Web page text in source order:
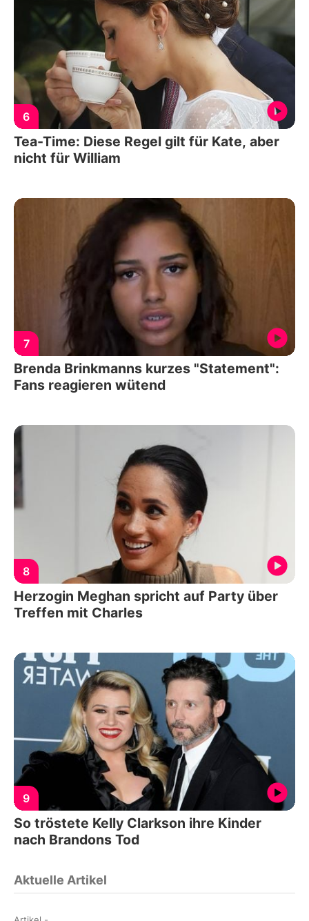
6
Tea-Time: Diese Regel gilt für Kate, aber
nicht für William
7
Brenda Brinkmanns kurzes "Statement":
Fans reagieren wütend
8
Herzogin Meghan spricht auf Party über
Treffen mit Charles
9
So tröstete Kelly Clarkson ihre Kinder
nach Brandons Tod
Aktuelle Artikel